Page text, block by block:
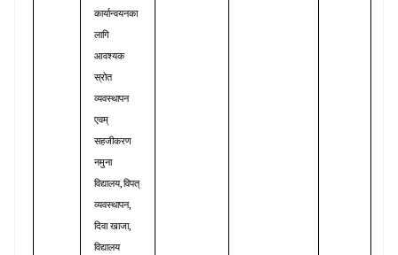
कार्यान्वयनका
लागि
आवश्यक
स्रोत
व्यवस्थापन
एवम्
सहजीकरण
नमुना
विद्यालय,विपत्
व्यवस्थापन,
दिवा खाजा,
विद्यालय